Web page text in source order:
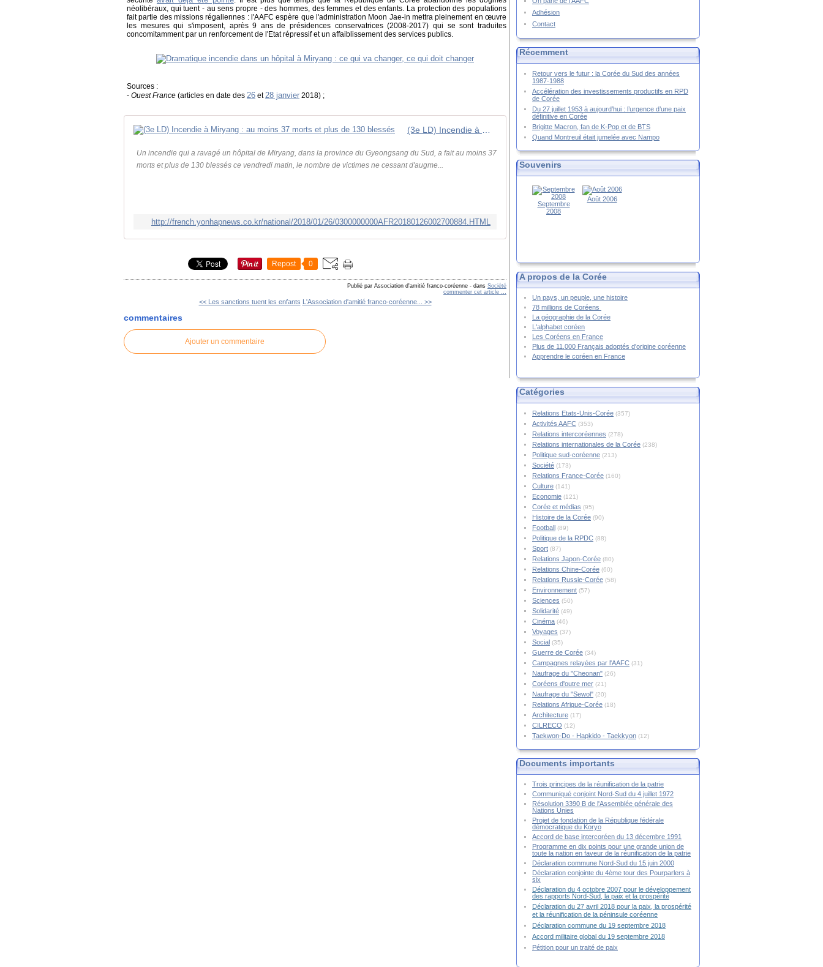
néolibéraux, qui tuent - au sens propre - des hommes, des femmes et des enfants. La protection des populations
fait partie des missions régaliennes : l'AAFC espère que l'administration Moon Jae-in mettra pleinement en œuvre
les mesures qui s'imposent, après 9 ans de présidences conservatrices (2008-2017) qui se sont traduites
concomitamment par un renforcement de l'Etat répressif et un affaiblissement des services publics.
Sources :
- Ouest France (articles en date des 26 et28 janvier 2018) ;
(3e LD) Incendie à Miryang : au moins 37 morts et plus de 130 blessés
Un incendie qui a ravagé un hôpital de Miryang, dans la province du Gyeongsang du Sud, a fait au moins 37
morts et plus de 130 blessés ce vendredi matin, le nombre de victimes ne cessant d'augme...
http://french.yonhapnews.co.kr/national/2018/01/26/0300000000AFR20180126002700884.HTML
Repost 0
Publié par Association d'amitié franco-coréenne - dans Société
commenter cet article …
<< Les sanctions tuent les enfants L'Association d'amitié franco-coréenne... >>
commentaires
Ajouter un commentaire
Adhésion
Contact
Récemment
Retour vers le futur : la Corée du Sud des années
1987-1988
Accélération des investissements productifs en RPD
de Corée
Du 27 juillet 1953 à aujourd’hui : l’urgence d’une paix
définitive en Corée
Brigitte Macron, fan de K-Pop et de BTS
Quand Montreuil était jumelée avec Nampo
Souvenirs
Septembre
2008
Août 2006
A propos de la Corée
Un pays, un peuple, une histoire
78 millions de Coréens
La géographie de la Corée
L'alphabet coréen
Les Coréens en France
Plus de 11.000 Français adoptés d'origine coréenne
Apprendre le coréen en France
Catégories
Relations Etats-Unis-Corée (357)
Activités AAFC (353)
Relations intercoréennes (278)
Relations internationales de la Corée (238)
Politique sud-coréenne (213)
Société (173)
Relations France-Corée (160)
Culture (141)
Economie (121)
Corée et médias (95)
Histoire de la Corée (90)
Football (89)
Politique de la RPDC (88)
Sport (87)
Relations Japon-Corée (80)
Relations Chine-Corée (60)
Relations Russie-Corée (58)
Environnement (57)
Sciences (50)
Solidarité (49)
Cinéma (46)
Voyages (37)
Social (35)
Guerre de Corée (34)
Campagnes relayées par l'AAFC (31)
Naufrage du "Cheonan" (26)
Coréens d'outre mer (21)
Naufrage du "Sewol" (20)
Relations Afrique-Corée (18)
Architecture (17)
CILRECO (12)
Taekwon-Do - Hapkido - Taekkyon (12)
Documents importants
Trois principes de la réunification de la patrie
Communiqué conjoint Nord-Sud du 4 juillet 1972
Résolution 3390 B de l'Assemblée générale des
Nations Unies
Projet de fondation de la République fédérale
démocratique du Koryo
Accord de base intercoréen du 13 décembre 1991
Programme en dix points pour une grande union de
toute la nation en faveur de la réunification de la patrie
Déclaration commune Nord-Sud du 15 juin 2000
Déclaration conjointe du 4ème tour des Pourparlers à
six
Déclaration du 4 octobre 2007 pour le développement
des rapports Nord-Sud, la paix et la prospérité
Déclaration du 27 avril 2018 pour la paix, la prospérité
et la réunification de la péninsule coréenne
Déclaration commune du 19 septembre 2018
Accord militaire global du 19 septembre 2018
Pétition pour un traité de paix